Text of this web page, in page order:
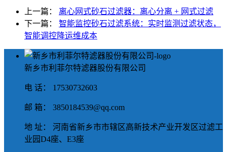
上一篇： 离心网式砂石过滤器：离心分离 + 网式过滤
下一篇： 智能监控砂石过滤系统：实时监测过滤状态，
智能调控降运维成本
新乡市利菲尔特滤器股份有限公司
电 话： 17530732603
邮 箱： 3850184539@qq.com
地 址： 河南省新乡市市辖区高新技术产业开发区过滤工
业园D4座、E3座